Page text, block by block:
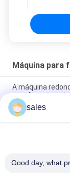
Máquina para
A máquina
canaliza o
Flange do círculo
flange do canal
Flange redonda
sales
Good day, what